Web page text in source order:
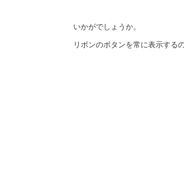
いかがでしょうか。
リボンのボタンを常に表示する